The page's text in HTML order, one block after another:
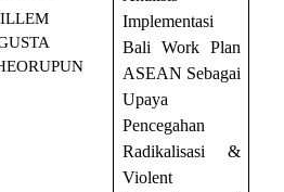
Implementasi
Bali Work Plan
ASEAN Sebagai
Upaya
Pencegahan
Radikalisasi &
Violent